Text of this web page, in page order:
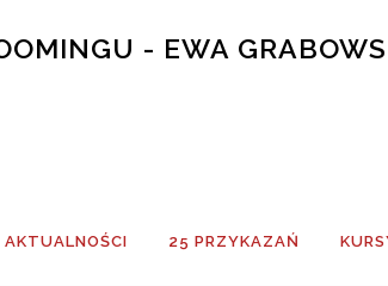
- EWA
AKTUALNOŚCI 25 PRZYKAZAŃ